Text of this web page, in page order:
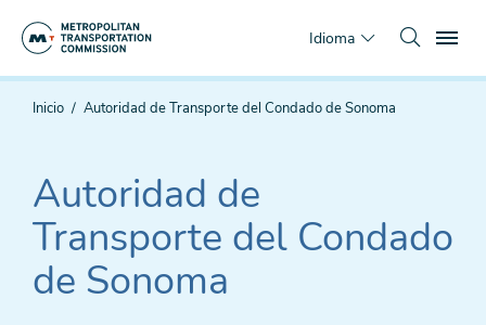
Idioma
Estás
Inicio Autoridad de Transporte del Condado de Sonoma
Autoridad de
Transporte del Condado
de Sonoma